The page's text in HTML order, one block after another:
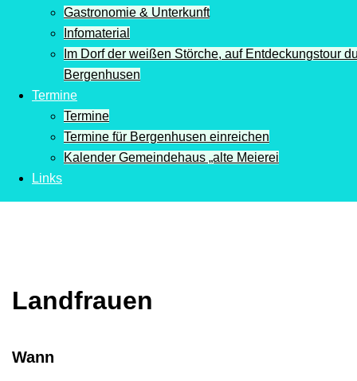
Gastronomie & Unterkunft
Infomaterial
Im Dorf der weißen Störche, auf Entdeckungstour
Bergenhusen
Termine
Termine
Termine für Bergenhusen einreichen
Kalender Gemeindehaus „alte Meierei
Links
Landfrauen
Wann